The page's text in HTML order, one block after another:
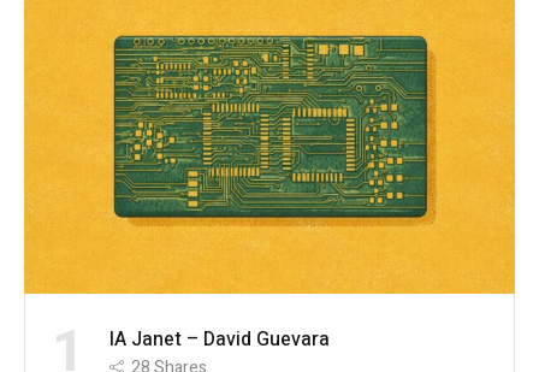
1 IA Janet – David Guevara